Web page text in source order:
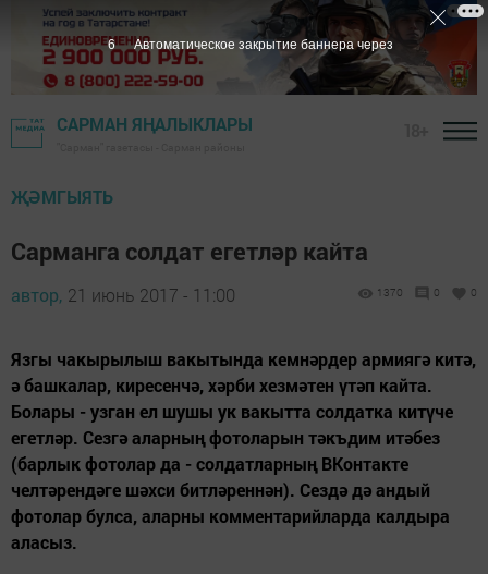
САРМАН ЯҢАЛЫКЛАРЫ
ҖӘМГЫЯТЬ
Сарманга солдат егетләр кайта
автор, 21 июнь 2017 - 11:00 1370 0 0
Язгы чакырылыш вакытында кемнәрдер армиягә китә,
ә башкалар, киресенчә, хәрби хезмәтен үтәп кайта.
Болары - узган ел шушы ук вакытта солдатка китүче
егетләр. Сезгә аларның фотоларын тәкъдим итәбез
(барлык фотолар да - солдатларның ВКонтакте
челтәрендәге шәхси битләреннән). Сездә дә андый
фотолар булса, аларны комментарийларда калдыра
аласыз.
5 Автоматическое закрытие баннера через